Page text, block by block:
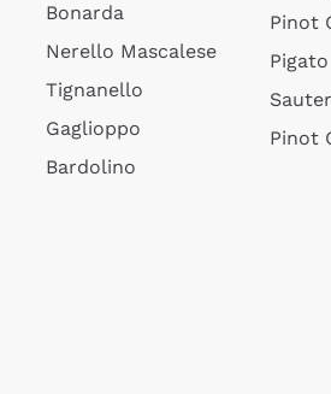
Bonarda
Nerello Mascalese
Tignanello
Gaglioppo
Bardolino
Pinot
Pigato
Pinot